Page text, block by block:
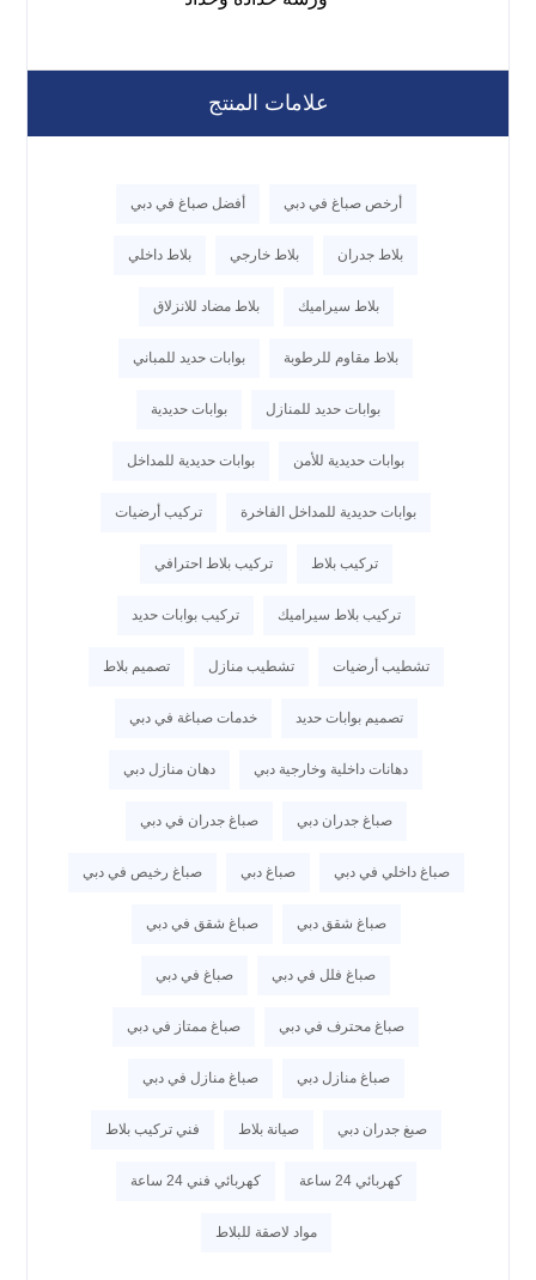
علامات المنتج
أرخص صباغ في دبي أفضل صباغ في دبي
بلاط جدران بلاط خارجي بلاط داخلي
بلاط سيراميك بلاط مضاد للانزلاق
بلاط مقاوم للرطوبة بوابات حديد للمباني
بوابات حديد للمنازل بوابات حديدية
بوابات حديدية للأمن بوابات حديدية للمداخل
بوابات حديدية للمداخل الفاخرة تركيب أرضيات
تركيب بلاط تركيب بلاط احترافي
تركيب بلاط سيراميك تركيب بوابات حديد
تشطيب أرضيات تشطيب منازل تصميم بلاط
تصميم بوابات حديد خدمات صباغة في دبي
دهانات داخلية وخارجية دبي دهان منازل دبي
صباغ جدران دبي صباغ جدران في دبي
صباغ داخلي في دبي صباغ دبي صباغ رخيص في دبي
صباغ شقق دبي صباغ شقق في دبي
صباغ فلل في دبي صباغ في دبي
صباغ محترف في دبي صباغ ممتاز في دبي
صباغ منازل دبي صباغ منازل في دبي
صبغ جدران دبي صيانة بلاط فني تركيب بلاط
كهربائي 24 ساعة كهربائي فني 24 ساعة
مواد لاصقة للبلاط